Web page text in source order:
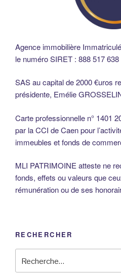
Agence immobilière
le numéro SIRET : 888 517 638
SAS au capital de 2000 €uros
présidente, Emélie
Carte professionnelle n° 1401
par la CCI de Caen pour
immeubles et fonds de
MLI PATRIMOINE atteste ne
fonds, effets ou valeurs que
rémunération ou de ses
RECHERCHER
pour